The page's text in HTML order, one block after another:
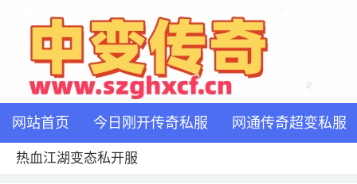
网站首页 今日刚开传奇私服 网通传奇超变私服
热血江湖变态私开服